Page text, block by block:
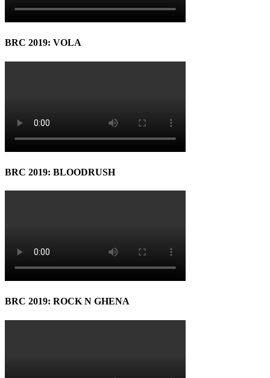
BRC 2019: VOLA
BRC 2019: BLOODRUSH
BRC 2019: ROCK N GHENA